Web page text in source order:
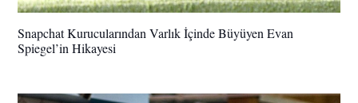
Snapchat Kurucularından Varlık İçinde Büyüyen Evan
Spiegel’in Hikayesi